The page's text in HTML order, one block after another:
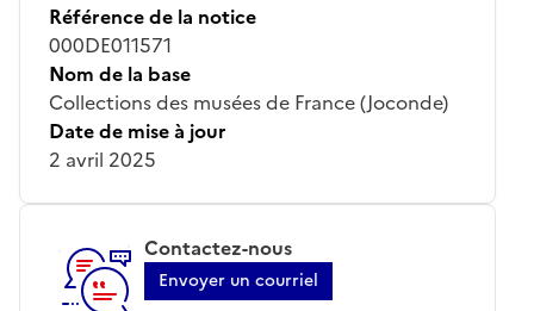
Référence de la notice
000DE011571
Nom de la base
Collections des musées de France (Joconde)
Date de mise à jour
2 avril 2025
Contactez-nous
Envoyer un courriel